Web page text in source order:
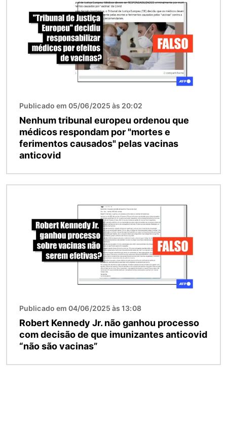
Publicado em 05/06/2025 às 20:02
Nenhum tribunal europeu ordenou que
médicos respondam por "mortes e
ferimentos causados" pelas vacinas
anticovid
Publicado em 04/06/2025 às 13:08
Robert Kennedy Jr. não ganhou processo
com decisão de que imunizantes anticovid
“não são vacinas”